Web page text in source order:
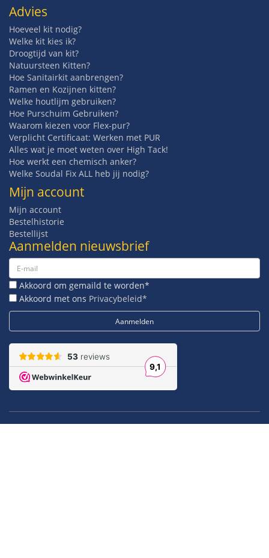
Advies
Hoeveel kit nodig?
Welke kit kies ik?
Droogtijd van kit?
Natuursteen Kitten?
Hoe Sanitairkit aanbrengen?
Ramen en Kozijnen kitten?
Welke houtlijm gebruiken?
Hoe Purschuim Gebruiken?
Waarom kiezen voor Flex-pur?
Verplicht Certificaat: Werken met PUR
Alles wat je moet weten over High Tack!
Hoe werkt een chemisch anker?
Welke Soudal Fix ALL heb jij nodig?
Mijn account
Mijn account
Bestelhistorie
Bestellijst
Aanmelden nieuwsbrief
Akkoord om gemaild te worden*
Akkoord met ons Privacybeleid*